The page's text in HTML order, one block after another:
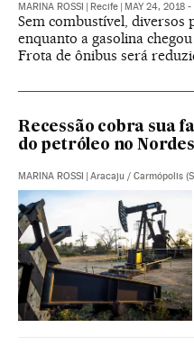
MARINA ROSSI Recife MAY 24, 2018
Sem combustível, diversos
enquanto a gasolina
Frota de ônibus será
Recessão cobra sua
do petróleo no
MARINA ROSSI Aracaju / Carmópolis